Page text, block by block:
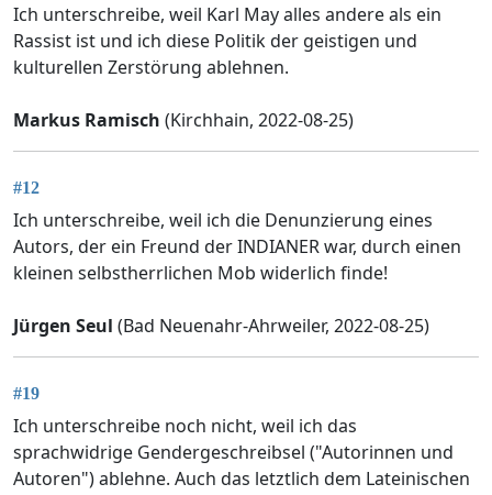
Ich unterschreibe, weil Karl May alles andere als ein
Rassist ist und ich diese Politik der geistigen und
kulturellen Zerstörung ablehnen.
Markus Ramisch (Kirchhain, 2022-08-25)
#12
Ich unterschreibe, weil ich die Denunzierung eines
Autors, der ein Freund der INDIANER war, durch einen
kleinen selbstherrlichen Mob widerlich finde!
Jürgen Seul (Bad Neuenahr-Ahrweiler, 2022-08-25)
#19
Ich unterschreibe noch nicht, weil ich das
sprachwidrige Gendergeschreibsel ("Autorinnen und
Autoren") ablehne. Auch das letztlich dem Lateinischen